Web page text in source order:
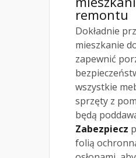
remontu
Dokładnie
mieszkanie
zapewnić
wszystkie
sprzęty z
będą
Zabezpiecz
folią